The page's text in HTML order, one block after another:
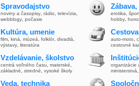
Spravodajstvo
noviny a časopisy rádio televízia
webblogy počasie
Kultúra, umenie
film kiná múzeá folklór, divadlá
výstavy literatúra
Vzdelávanie, školstvo
centrá voľného času materské
základné
stredné vysoké školy
Veda, technika
erotika
hobby
auto-moto
cestovné
organizácie
ministerstvá